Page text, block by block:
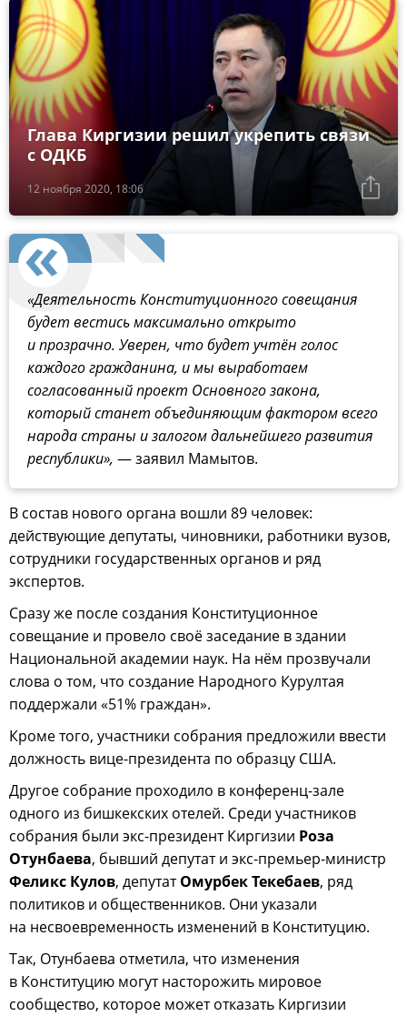
12 ноября 2020, 18:06
Глава Киргизии решил укрепить связи
с ОДКБ
«Деятельность Конституционного совещания
будет вестись максимально открыто
и прозрачно. Уверен, что будет учтён голос
каждого гражданина, и мы выработаем
согласованный проект Основного закона,
который станет объединяющим фактором всего
народа страны и залогом дальнейшего развития
республики», — заявил Мамытов.
В состав нового органа вошли 89 человек:
действующие депутаты, чиновники, работники вузов,
сотрудники государственных органов и ряд
экспертов.
Сразу же после создания Конституционное
совещание и провело своё заседание в здании
Национальной академии наук. На нём прозвучали
слова о том, что создание Народного Курултая
поддержали «51% граждан».
Кроме того, участники собрания предложили ввести
должность вице-президента по образцу США.
Другое собрание проходило в конференц-зале
одного из бишкекских отелей. Среди участников
собрания были экс-президент Киргизии Роза
Отунбаева, бывший депутат и экс-премьер-министр
Феликс Кулов, депутатОмурбек Текебаев, ряд
политиков и общественников. Они указали
на несвоевременность изменений в Конституцию.
Так, Отунбаева отметила, что изменения
в Конституцию могут насторожить мировое
сообщество, которое может отказать Киргизии